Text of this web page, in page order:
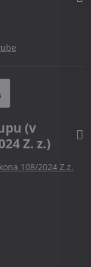
(v
Z. z.)
108/2024 Z.z.